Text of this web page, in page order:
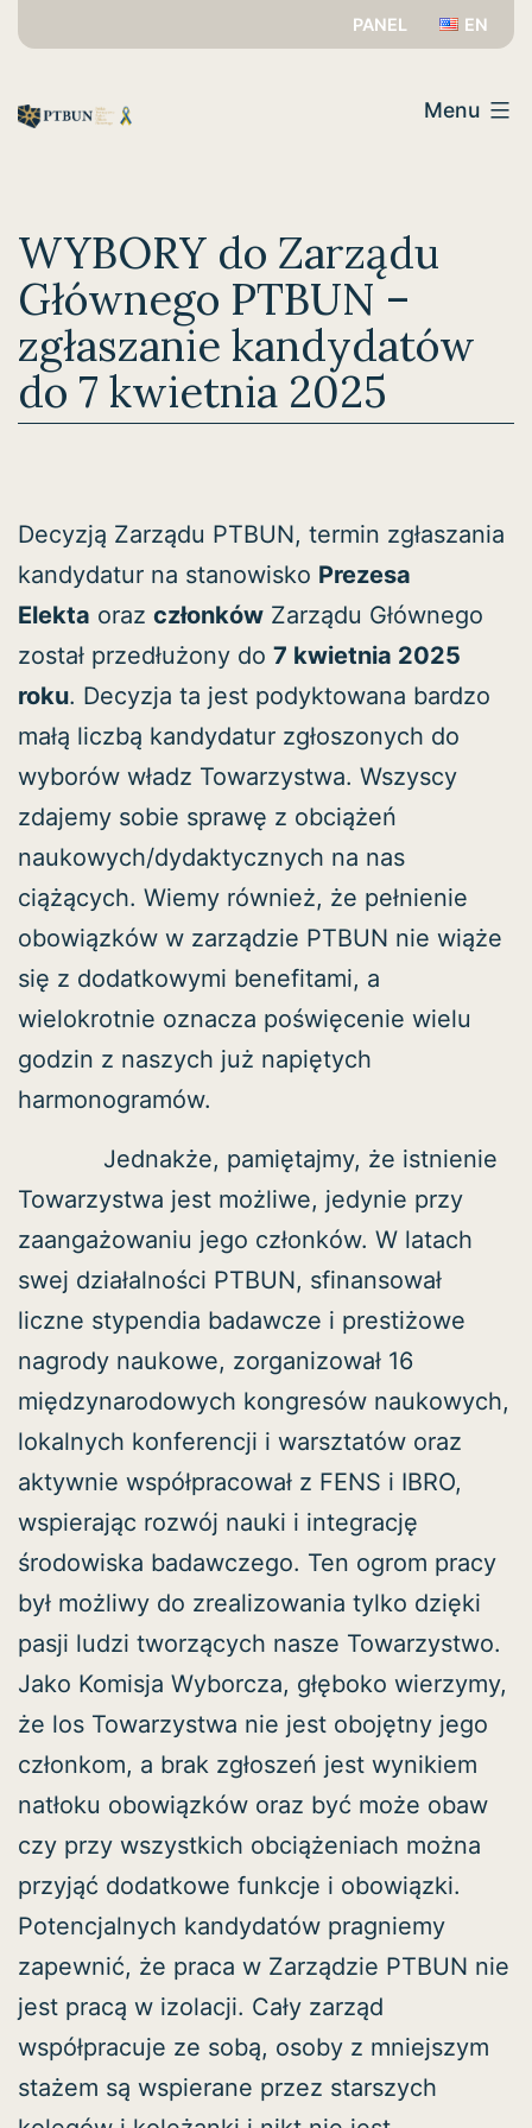
treści
PANEL EN
Menu
WYBORY do Zarządu
Głównego PTBUN –
zgłaszanie kandydatów
do 7 kwietnia 2025
Decyzją Zarządu PTBUN, termin zgłaszania
kandydatur na stanowisko Prezesa
Elekta oraz członków Zarządu Głównego
został przedłużony do 7 kwietnia 2025
roku. Decyzja ta jest podyktowana bardzo
małą liczbą kandydatur zgłoszonych do
wyborów władz Towarzystwa. Wszyscy
zdajemy sobie sprawę z obciążeń
naukowych/dydaktycznych na nas
ciążących. Wiemy również, że pełnienie
obowiązków w zarządzie PTBUN nie wiąże
się z dodatkowymi benefitami, a
wielokrotnie oznacza poświęcenie wielu
godzin z naszych już napiętych
harmonogramów.
Jednakże, pamiętajmy, że istnienie
Towarzystwa jest możliwe, jedynie przy
zaangażowaniu jego członków. W latach
swej działalności PTBUN, sfinansował
liczne stypendia badawcze i prestiżowe
nagrody naukowe, zorganizował 16
międzynarodowych kongresów naukowych,
lokalnych konferencji i warsztatów oraz
aktywnie współpracował z FENS i IBRO,
wspierając rozwój nauki i integrację
środowiska badawczego. Ten ogrom pracy
był możliwy do zrealizowania tylko dzięki
pasji ludzi tworzących nasze Towarzystwo.
Jako Komisja Wyborcza, głęboko wierzymy,
że los Towarzystwa nie jest obojętny jego
członkom, a brak zgłoszeń jest wynikiem
natłoku obowiązków oraz być może obaw
czy przy wszystkich obciążeniach można
przyjąć dodatkowe funkcje i obowiązki.
Potencjalnych kandydatów pragniemy
zapewnić, że praca w Zarządzie PTBUN nie
jest pracą w izolacji. Cały zarząd
współpracuje ze sobą, osoby z mniejszym
stażem są wspierane przez starszych